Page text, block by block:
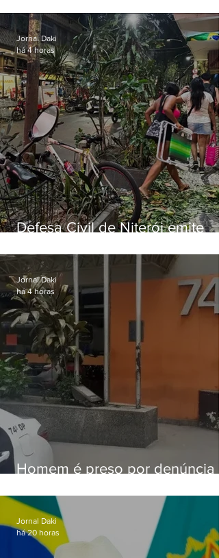
ventos fortes nesta sexta (7)
Defesa Civil de Niterói emite
sexta-feira (07)
Jornal Daki
há 4 horas
Homem é preso por denúncia
Alcântara
Jornal Daki
há 4 horas
Jornal Daki
há 20 horas